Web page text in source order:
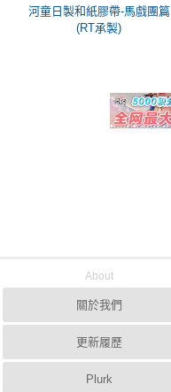
河童日製和紙膠帶-馬戲團篇
(RT承製)
About
關於我們
更新履歷
Plurk